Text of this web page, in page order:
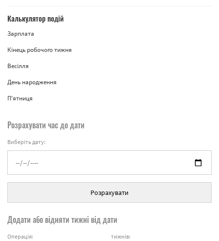
Калькулятор подій
Зарплата
Кінець робочого тижня
Весілля
День народження
П'ятниця
Розрахувати час до дати
Виберіть дату:
Розрахувати
Додати або відняти тижні від дати
Операція: тижнів: